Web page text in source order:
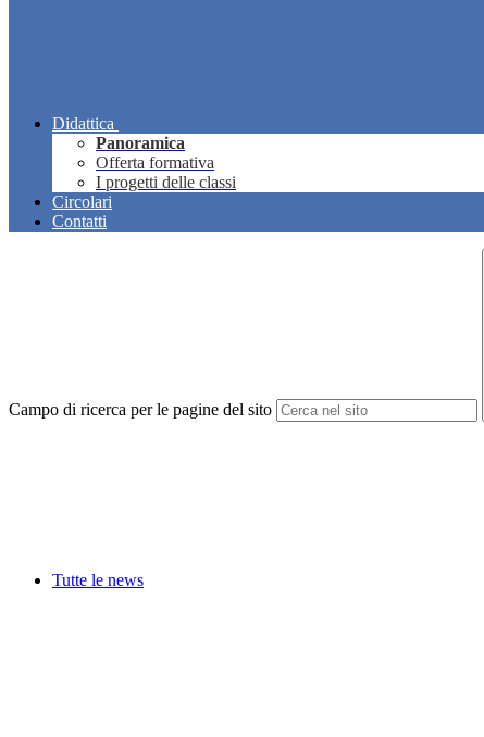
Didattica
Panoramica
Offerta formativa
I progetti delle classi
Circolari
Contatti
Campo di ricerca per le pagine del sito
Tutte le news